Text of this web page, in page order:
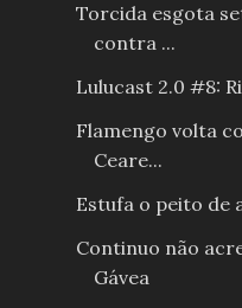
Torcida esgota
contra ...
Lulucast 2.0 #8:
Flamengo volta
Ceare...
Estufa o peito de
Continuo não
Gávea